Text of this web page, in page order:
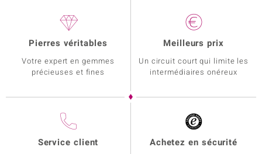
Pierres véritables
Votre expert en gemmes
précieuses et fines
Meilleurs prix
Un circuit court qui limite les
intermédiaires onéreux
Service client Achetez en sécurité